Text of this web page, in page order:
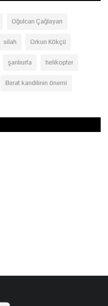
Oğulcan Çağlayan
silah Orkun Kökçü
şanlıurfa helikopter
Berat kandilinin önemi